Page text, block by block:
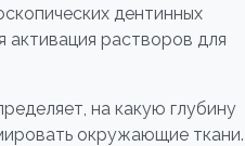
дентинных
активация растворов для
на какую глубину
окружающие ткани.